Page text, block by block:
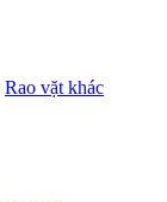
Rao vặt khác